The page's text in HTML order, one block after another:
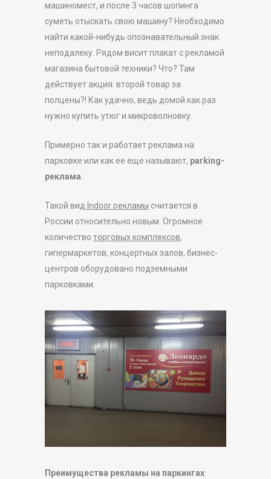
машиномест, и после 3 часов шопинга
суметь отыскать свою машину? Необходимо
найти какой-нибудь опознавательный знак
неподалеку. Рядом висит плакат с рекламой
магазина бытовой техники? Что? Там
действует акция: второй товар за
полцены?! Как удачно, ведь домой как раз
нужно купить утюг и микроволновку.
Примерно так и работает реклама на
парковке или как ее еще называют, parking-
реклама.
Такой вид Indoor рекламы считается в
России относительно новым. Огромное
количество торговых комплексов,
гипермаркетов, концертных залов, бизнес-
центров оборудовано подземными
парковками.
Преимущества рекламы на паркингах